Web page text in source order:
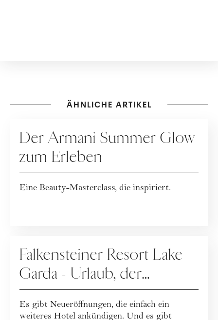
ÄHNLICHE ARTIKEL
Der Armani Summer Glow
zum Erleben
Eine Beauty-Masterclass, die inspiriert.
Falkensteiner Resort Lake
Garda - Urlaub, der
Leichtigkeit neu definiert
Es gibt Neueröffnungen, die einfach ein
weiteres Hotel ankündigen. Und es gibt